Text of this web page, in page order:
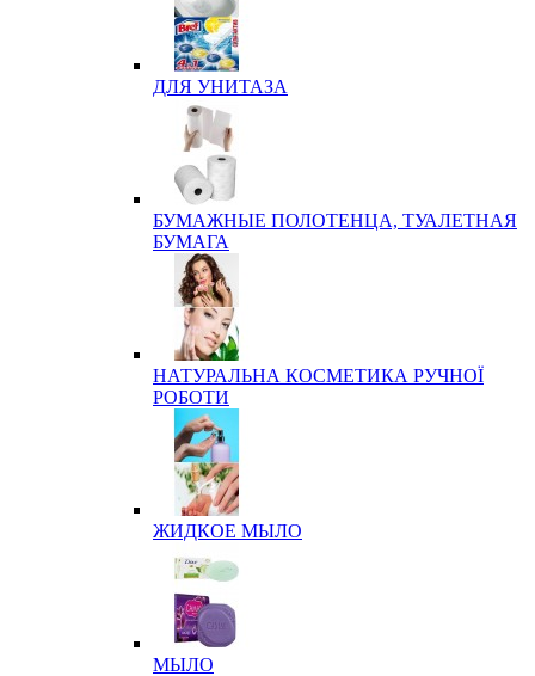
ДЛЯ УНИТАЗА
БУМАЖНЫЕ ПОЛОТЕНЦА, ТУАЛЕТНАЯ
БУМАГА
НАТУРАЛЬНА КОСМЕТИКА РУЧНОЇ
РОБОТИ
ЖИДКОЕ МЫЛО
МЫЛО